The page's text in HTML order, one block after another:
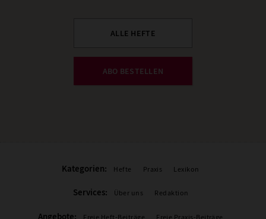
ALLE HEFTE
ABO BESTELLEN
Kategorien: Hefte Praxis Lexikon
Services: Über uns Redaktion
Angebote: